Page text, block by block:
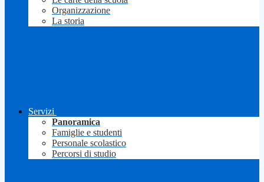
Organizzazione
La storia
Servizi
Panoramica
Famiglie e studenti
Personale scolastico
Percorsi di studio